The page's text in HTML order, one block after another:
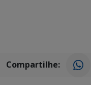
Compartilhe: